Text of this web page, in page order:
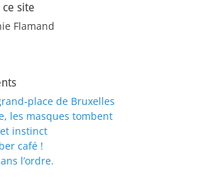
site
Flamand
place de Bruxelles
les masques tombent
instinct
café !
l’ordre.